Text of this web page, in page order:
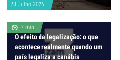
28 Julho 2026
7 min
O efeito da legalização: o que
acontece realmente quando um
país legaliza a canábis